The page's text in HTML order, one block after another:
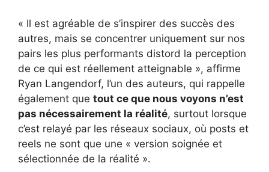
« Il est agréable de s’inspirer des succès des
autres, mais se concentrer uniquement sur nos
pairs les plus performants distord la perception
de ce qui est réellement atteignable », affirme
Ryan Langendorf, l’un des auteurs, qui rappelle
également que tout ce que nous voyons n’est
pas nécessairement la réalité, surtout lorsque
c’est relayé par les réseaux sociaux, où posts et
reels ne sont que une « version soignée et
sélectionnée de la réalité ».